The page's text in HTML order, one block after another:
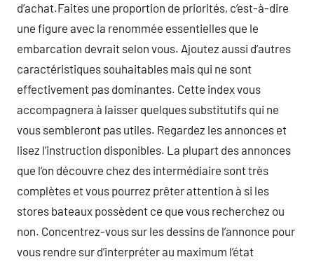
d’achat.Faites une proportion de priorités, c’est-à-dire
une figure avec la renommée essentielles que le
embarcation devrait selon vous. Ajoutez aussi d’autres
caractéristiques souhaitables mais qui ne sont
effectivement pas dominantes. Cette index vous
accompagnera à laisser quelques substitutifs qui ne
vous sembleront pas utiles. Regardez les annonces et
lisez l’instruction disponibles. La plupart des annonces
que l’on découvre chez des intermédiaire sont très
complètes et vous pourrez prêter attention à si les
stores bateaux possèdent ce que vous recherchez ou
non. Concentrez-vous sur les dessins de l’annonce pour
vous rendre sur d’interpréter au maximum l’état